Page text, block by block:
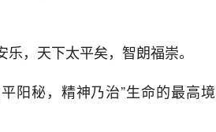
，天下太平矣，智朗福崇。
阳秘，精神乃治”生命的最高境